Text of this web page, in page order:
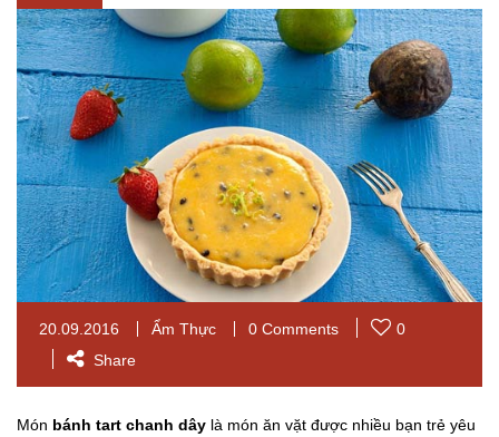
20.09.2016 Ẩm Thực 0 Comments
0
Share
Món bánh tart chanh dây là món ăn vặt được nhiều bạn trẻ yêu